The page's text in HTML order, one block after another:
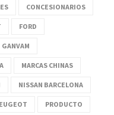
CONCESIONARIOS
FORD
GANVAM
MARCAS CHINAS
NISSAN BARCELONA
PRODUCTO